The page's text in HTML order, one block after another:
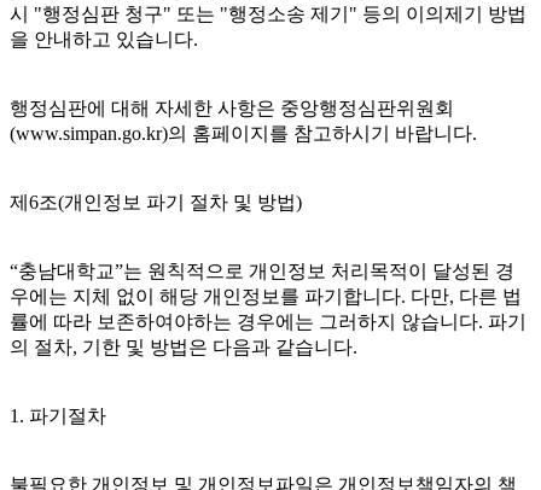
시 "행정심판 청구" 또는 "행정소송 제기" 등의 이의제기 방법
을 안내하고 있습니다.
행정심판에 대해 자세한 사항은 중앙행정심판위원회
(www.simpan.go.kr)의 홈페이지를 참고하시기 바랍니다.
제6조(개인정보 파기 절차 및 방법)
“충남대학교”는 원칙적으로 개인정보 처리목적이 달성된 경
우에는 지체 없이 해당 개인정보를 파기합니다. 다만, 다른 법
률에 따라 보존하여야하는 경우에는 그러하지 않습니다. 파기
의 절차, 기한 및 방법은 다음과 같습니다.
1. 파기절차
불필요한 개인정보 및 개인정보파일은 개인정보책임자의 책